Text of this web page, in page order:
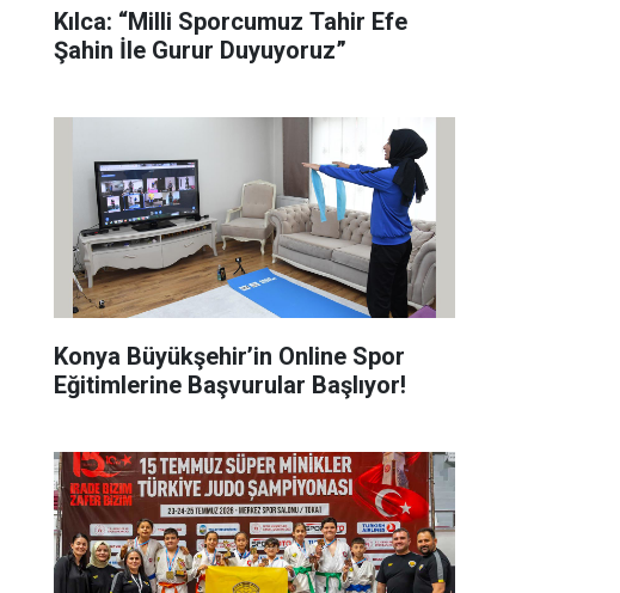
Kılca: “Milli Sporcumuz Tahir Efe
Şahin İle Gurur Duyuyoruz”
Konya Büyükşehir’in Online Spor
Eğitimlerine Başvurular Başlıyor!